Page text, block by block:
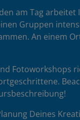
am Tag arbeitet
Gruppen
An einem
Fotoworkshops
Deines